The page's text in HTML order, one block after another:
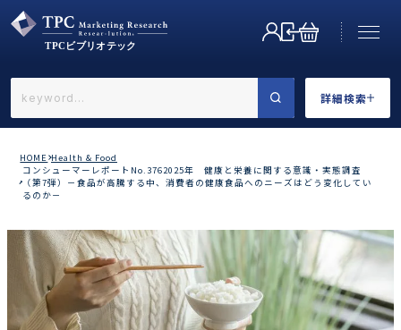
詳細検索
←戻る
業界で選ぶ
HOME Health & Food
コンシューマーレポートNo.3762025年 健康と栄養に関する意識・実態調査
（第7弾）－食品が高騰する中、消費者の健康食品へのニーズはどう変化してい
るのか－